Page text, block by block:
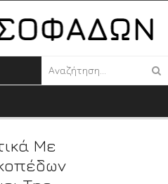
Με